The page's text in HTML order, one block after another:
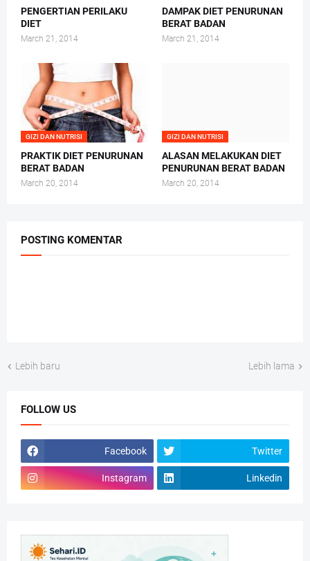
PENGERTIAN PERILAKU
DIET
March 21, 2014
DAMPAK DIET PENURUNAN
BERAT BADAN
March 21, 2014
GIZI DAN NUTRISI
PRAKTIK DIET PENURUNAN
BERAT BADAN
March 20, 2014
GIZI DAN NUTRISI
ALASAN MELAKUKAN DIET
PENURUNAN BERAT BADAN
March 20, 2014
POSTING KOMENTAR
Lebih baru Lebih lama
FOLLOW US
Facebook Twitter
Instagram Linkedin